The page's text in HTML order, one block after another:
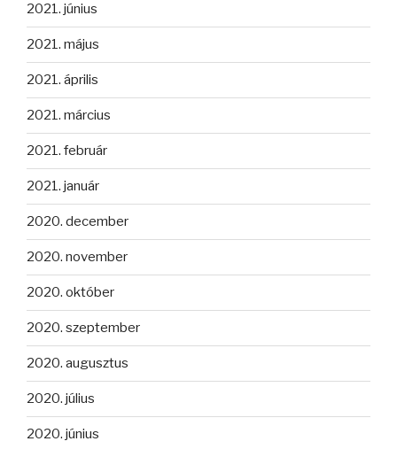
2021. június
2021. május
2021. április
2021. március
2021. február
2021. január
2020. december
2020. november
2020. október
2020. szeptember
2020. augusztus
2020. július
2020. június